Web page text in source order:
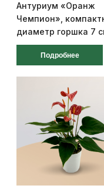
Антуриум «Оранж
Чемпион»,
диаметр горшка 7
высота 25 см
Подробнее